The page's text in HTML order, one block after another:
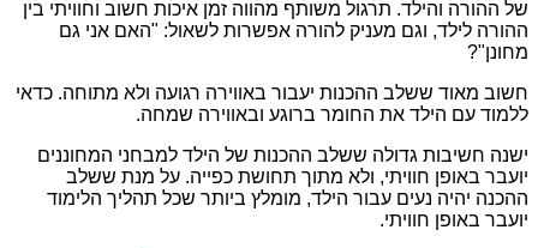
של ההורה והילד. תרגול משותף מהווה זמן איכות חשוב וחוויתי בין
ההורה לילד, וגם מעניק להורה אפשרות לשאול: "האם אני גם
מחונן"?
חשוב מאוד ששלב ההכנות יעבור באווירה רגועה ולא מתוחה. כדאי
ללמוד עם הילד את החומר ברוגע ובאווירה שמחה.
ישנה חשיבות גדולה ששלב ההכנות של הילד למבחני המחוננים
יועבר באופן חוויתי, ולא מתוך תחושת כפייה. על מנת ששלב
ההכנה יהיה נעים עבור הילד, מומלץ ביותר שכל תהליך הלימוד
יועבר באופן חוויתי.